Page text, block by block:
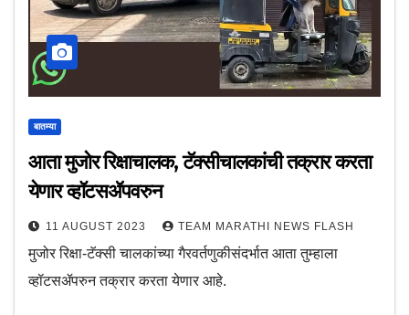
बातम्या
आता मुजोर रिक्षाचालक, टॅक्सीचालकांची तक्रार करता
येणार व्हॉटसॲपवरुन
11 AUGUST 2023 TEAM MARATHI NEWS FLASH
मुजोर रिक्षा-टॅक्सी चालकांच्या गैरवर्तणुकीसंदर्भात आता तुम्हाला
व्हॉटसॲपरुन तक्रार करता येणार आहे.